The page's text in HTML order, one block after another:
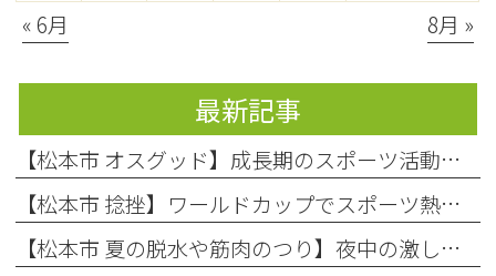
« 6月 8月 »
最新記事
【松本市 オスグッド】成長期のスポーツ活動で起こりやすい膝の痛み「オスグッド・シュラッター病」の原因と対処法
【松本市 捻挫】ワールドカップでスポーツ熱上昇中！お子様の「捻挫」にご注意を
【松本市 夏の脱水や筋肉のつり】夜中の激しい痛み…それ、夏の「隠れ脱水」が原因かもしれません！